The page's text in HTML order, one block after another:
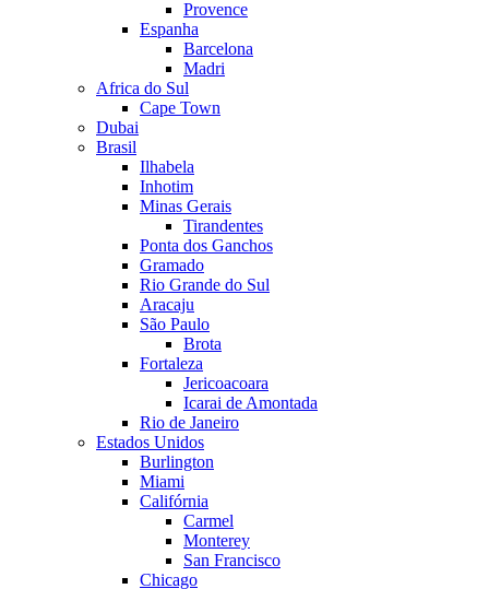
Provence
Espanha
Barcelona
Madri
Africa do Sul
Cape Town
Dubai
Brasil
Ilhabela
Inhotim
Minas Gerais
Tirandentes
Ponta dos Ganchos
Gramado
Rio Grande do Sul
Aracaju
São Paulo
Brota
Fortaleza
Jericoacoara
Icarai de Amontada
Rio de Janeiro
Estados Unidos
Burlington
Miami
Califórnia
Carmel
Monterey
San Francisco
Chicago